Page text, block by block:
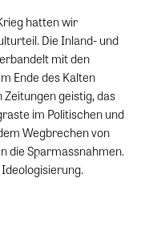
hatten wir
Die Inland- und
mit den
Ende des Kalten
geistig, das
im Politischen und
Wegbrechen von
die Sparmassnahmen.